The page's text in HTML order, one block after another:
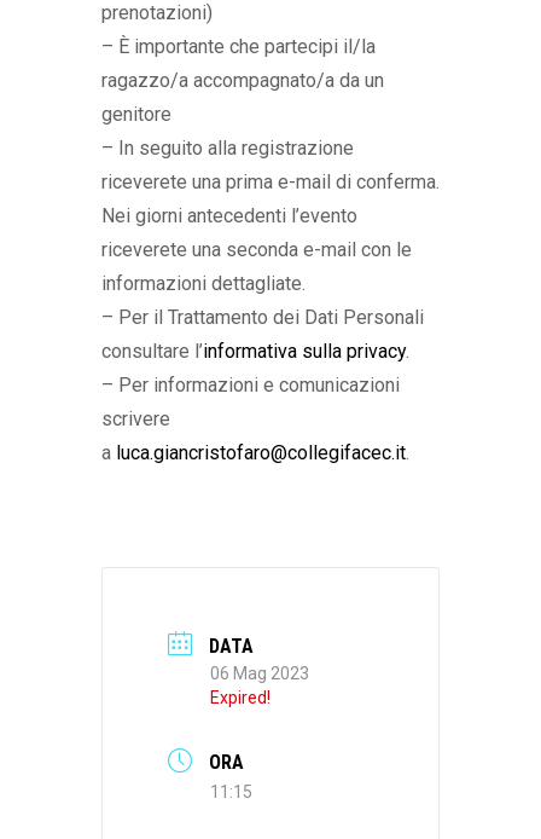
prenotazioni)
– È importante che partecipi il/la
ragazzo/a accompagnato/a da un
genitore
– In seguito alla registrazione
riceverete una prima e-mail di conferma.
Nei giorni antecedenti l’evento
riceverete una seconda e-mail con le
informazioni dettagliate.
– Per il Trattamento dei Dati Personali
consultare l’informativa sulla privacy.
– Per informazioni e comunicazioni
scrivere
a luca.giancristofaro@collegifacec.it.
DATA
06 Mag 2023
Expired!
ORA
11:15